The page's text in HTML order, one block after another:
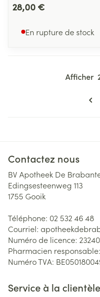
28,00 €
En rupture de stock
Afficher
Contactez nous
BV Apotheek De
Edingsesteenweg 113
1755 Gooik
Téléphone: 02 532 46 48
Courriel:
Numéro de licence:
Pharmacien responsable:
Numéro TVA:
Service à la clientèle